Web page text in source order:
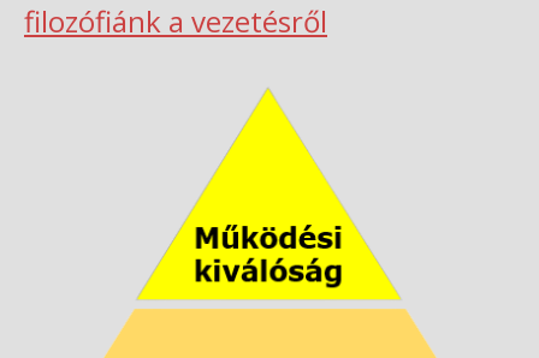
filozófiánk a vezetésről